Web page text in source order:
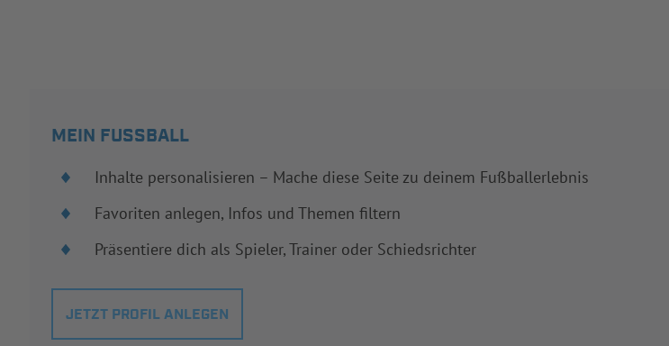
MEIN FUSSBALL
Inhalte personalisieren – Mache diese Seite zu deinem Fußballerlebnis
Favoriten anlegen, Infos und Themen filtern
Präsentiere dich als Spieler, Trainer oder Schiedsrichter
JETZT PROFIL ANLEGEN